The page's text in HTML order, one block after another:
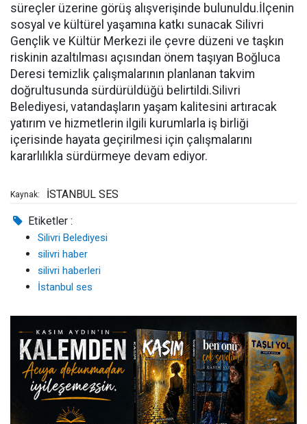
süreçler üzerine görüş alışverişinde bulunuldu.İlçenin
sosyal ve kültürel yaşamına katkı sunacak Silivri
Gençlik ve Kültür Merkezi ile çevre düzeni ve taşkın
riskinin azaltılması açısından önem taşıyan Boğluca
Deresi temizlik çalışmalarının planlanan takvim
doğrultusunda sürdürüldüğü belirtildi.Silivri
Belediyesi, vatandaşların yaşam kalitesini artıracak
yatırım ve hizmetlerin ilgili kurumlarla iş birliği
içerisinde hayata geçirilmesi için çalışmalarını
kararlılıkla sürdürmeye devam ediyor.
Kaynak: İSTANBUL SES
Etiketler :
Silivri Belediyesi
silivri haber
silivri haberleri
İstanbul ses